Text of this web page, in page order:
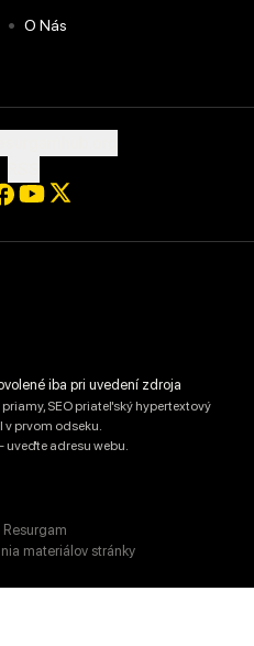
• O Nás
iba pri uvedení zdroja
SEO priateľský hypertextový
v prvom odseku.
uveďte adresu webu.
materiálov stránky